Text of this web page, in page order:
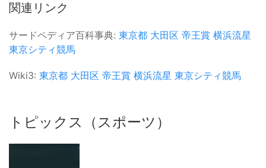
関連リンク
サードペディア百科事典: 東京都 大田区 帝王賞 横浜流星
東京シティ競馬
Wiki3: 東京都 大田区 帝王賞 横浜流星 東京シティ競馬
トピックス（スポーツ）